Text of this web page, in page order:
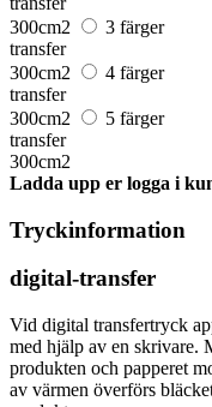
300cm2
3 färger
transfer
300cm2
4 färger
transfer
300cm2
5 färger
transfer
300cm2
Ladda upp er logga i
Tryckinformation
digital-transfer
Vid digital transfertryck
med hjälp av en skrivare.
produkten och papperet
av värmen överförs